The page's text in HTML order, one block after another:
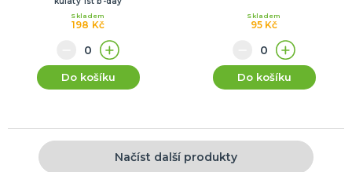
198 Kč
Skladem
Do košíku
95 Kč
Skladem
Do košíku
Načíst další produkty